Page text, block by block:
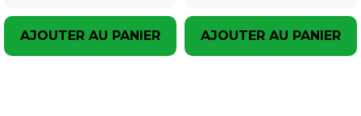
AJOUTER AU PANIER AJOUTER AU PANIER